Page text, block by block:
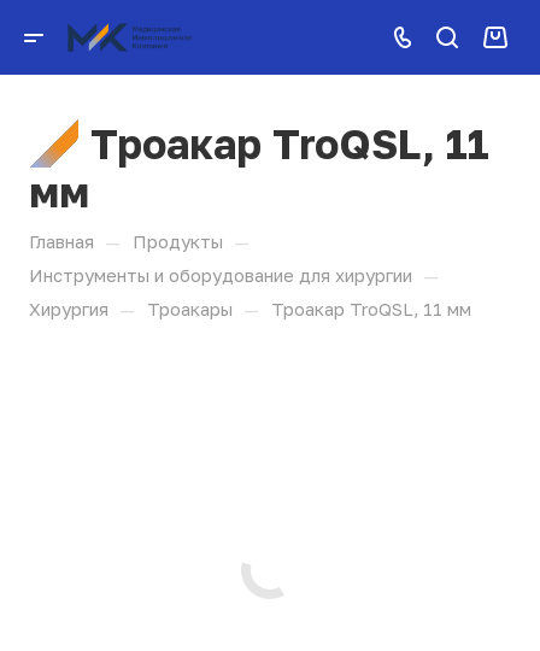
Троакар TroQSL, 11
мм
Главная — Продукты —
Инструменты и оборудование для хирургии —
Хирургия — Троакары — Троакар TroQSL, 11 мм